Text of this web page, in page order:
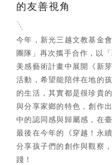
的友善視角
今年，新光三越文教基金
團隊」再次攜手合作，以
美感藝術計畫中展開《新
活動，希望能陪伴在地的
的生活，其實都是很珍貴
與分享家鄉的特色，創作
中的認同感與歸屬感，在
最後在今年的《穿越！永
分享孩子們的創作與觀察
踐！